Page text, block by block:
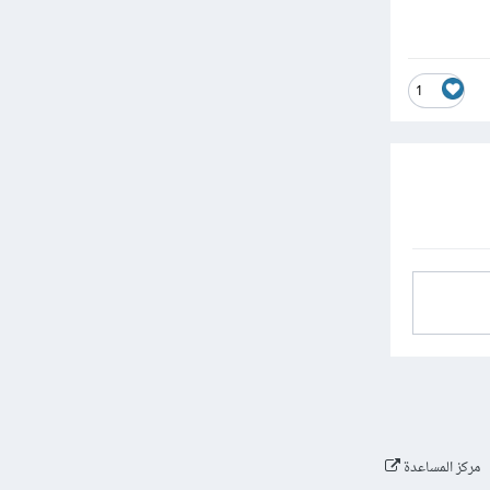
1
مركز المساعدة